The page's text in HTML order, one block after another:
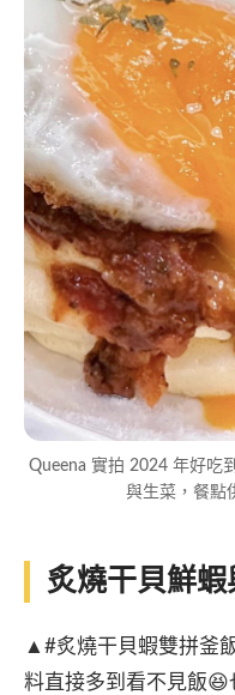
Queena 實拍 2024 年好吃
與生菜，餐點
炙燒干貝鮮
▲#炙燒干貝蝦雙拼釜
料直接多到看不見飯😆